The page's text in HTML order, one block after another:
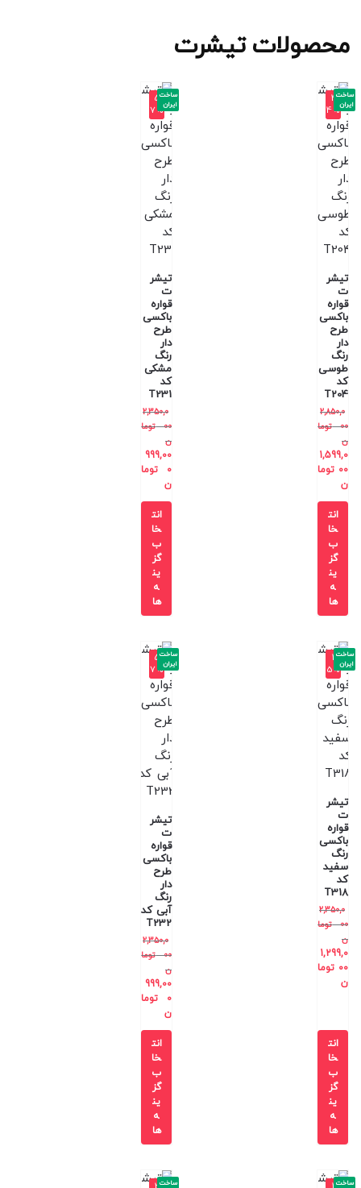
محصولات تیشرت
-4
4%
تیشر
ت
قواره
باکسی
طرح
دار
رنگ
طوسی
کد
T204
2,850,0
00
توما
ن
1,599,0
00 توما
ن
ساخت
ایران
انت
خا
ب
گز
ین
ه
ها
-5
7%
تیشر
ت
قواره
باکسی
طرح
دار
رنگ
مشکی
کد
T231
2,350,0
00
توما
ن
999,00
0
توما
ن
ساخت
ایران
انت
خا
ب
گز
ین
ه
ها
-4
5%
تیشر
ت
قواره
باکسی
رنگ
سفید
کد
T318
2,350,0
00
توما
ن
1,299,0
00 توما
ن
ساخت
ایران
انت
خا
ب
گز
ین
ه
ها
-5
7%
تیشر
ت
قواره
باکسی
طرح
دار
رنگ
آبی کد
T232
2,350,0
00
توما
ن
999,00
0
توما
ن
ساخت
ایران
انت
خا
ب
گز
ین
ه
ها
ساخت
ساخت